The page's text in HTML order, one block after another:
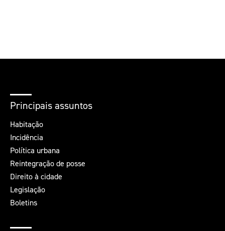
Principais assuntos
Habitação
Incidência
Política urbana
Reintegração de posse
Direito à cidade
Legislação
Boletins